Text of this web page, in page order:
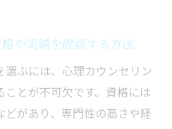
所を探すには
安心できる相談環境の条
いやすいカウンセリング
や実績を確認する方法
ぶには、心理カウンセリン
とが不可欠です。資格には
があり、専門性の高さや経